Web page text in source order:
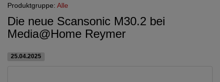
Produktgruppe: Alle
Die neue Scansonic M30.2 bei
Media@Home Reymer
25.04.2025